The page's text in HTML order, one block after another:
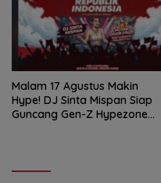
Malam 17 Agustus Makin
Hype! DJ Sinta Mispan Siap
Guncang Gen-Z Hypezone